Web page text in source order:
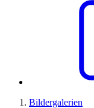
Bildergalerien